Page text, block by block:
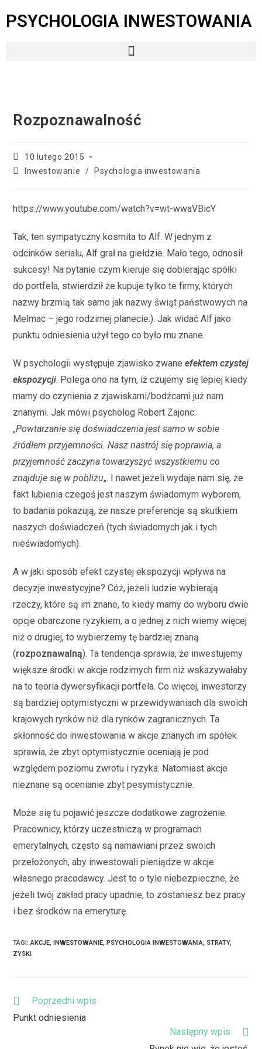
PSYCHOLOGIA INWESTOWANIA
Rozpoznawalność
10 lutego 2015
Inwestowanie
/ Psychologia inwestowania
https://www.youtube.com/watch?v=wt-wwaVBicY
Tak, ten sympatyczny kosmita to Alf. W jednym z
odcinków serialu, Alf grał na giełdzie. Mało tego, odnosił
sukcesy! Na pytanie czym kieruje się dobierając spółki
do portfela, stwierdził że kupuje tylko te firmy, których
nazwy brzmią tak samo jak nazwy świąt państwowych na
Melmac – jego rodzimej planecie:). Jak widać Alf jako
punktu odniesienia użył tego co było mu znane.
W psychologii występuje zjawisko zwaneefektem czystej
ekspozycji. Polega ono na tym, iż czujemy się lepiej kiedy
mamy do czynienia z zjawiskami/bodźcami już nam
znanymi. Jak mówi psycholog Robert Zajonc:
„Powtarzanie się doświadczenia jest samo w sobie
źródłem przyjemności. Nasz nastrój się poprawia, a
przyjemność zaczyna towarzyszyć wszystkiemu co
znajduje się w pobliżu„. I nawet jeżeli wydaje nam się, że
fakt lubienia czegoś jest naszym świadomym wyborem,
to badania pokazują, że nasze preferencje są skutkiem
naszych doświadczeń (tych świadomych jak i tych
nieświadomych).
A w jaki sposób efekt czystej ekspozycji wpływa na
decyzje inwestycyjne? Cóż, jeżeli ludzie wybierają
rzeczy, które są im znane, to kiedy mamy do wyboru dwie
opcje obarczone ryzykiem, a o jednej z nich wiemy więcej
niż o drugiej, to wybierzemy tę bardziej znaną
(rozpoznawalną). Ta tendencja sprawia, że inwestujemy
większe środki w akcje rodzimych firm niż wskazywałaby
na to teoria dywersyfikacji portfela. Co więcej, inwestorzy
są bardziej optymistyczni w przewidywaniach dla swoich
krajowych rynków niż dla rynków zagranicznych. Ta
skłonność do inwestowania w akcje znanych im spółek
sprawia, że zbyt optymistycznie oceniają je pod
względem poziomu zwrotu i ryzyka. Natomiast akcje
nieznane są ocenianie zbyt pesymistycznie.
Może się tu pojawić jeszcze dodatkowe zagrożenie.
Pracownicy, którzy uczestniczą w programach
emerytalnych, często są namawiani przez swoich
przełożonych, aby inwestowali pieniądze w akcje
własnego pracodawcy. Jest to o tyle niebezpieczne, że
jeżeli twój zakład pracy upadnie, to zostaniesz bez pracy
i bez środków na emeryturę.
TAGI:AKCJE, INWESTOWANIE, PSYCHOLOGIA INWESTOWANIA, STRATY,
ZYSKI
Poprzedni wpis
Punkt odniesienia
Następny wpis